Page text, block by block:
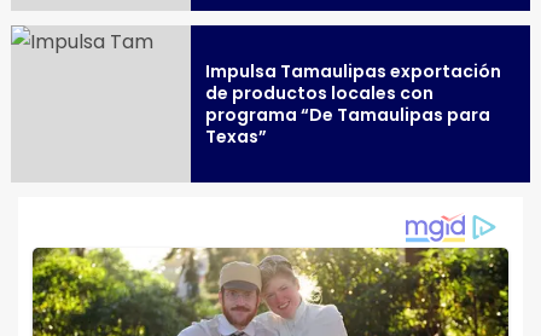
Impulsa Tamaulipas exportación
de productos locales con
programa “De Tamaulipas para
Texas”